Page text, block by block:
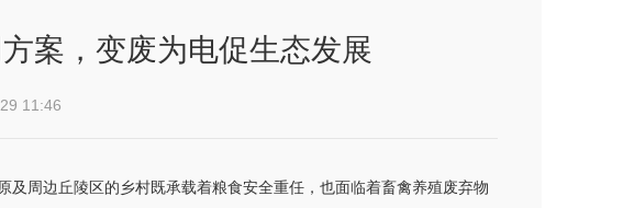
案，变废为电促生态发展
11:46
周边丘陵区的乡村既承载着粮食安全重任，也面临着畜禽养殖废弃物